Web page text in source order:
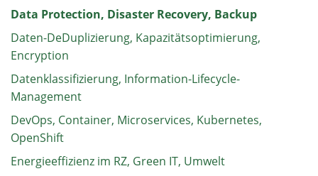
Data Protection, Disaster Recovery, Backup
Daten-DeDuplizierung, Kapazitätsoptimierung,
Encryption
Datenklassifizierung, Information-Lifecycle-
Management
DevOps, Container, Microservices, Kubernetes,
OpenShift
Energieeffizienz im RZ, Green IT, Umwelt